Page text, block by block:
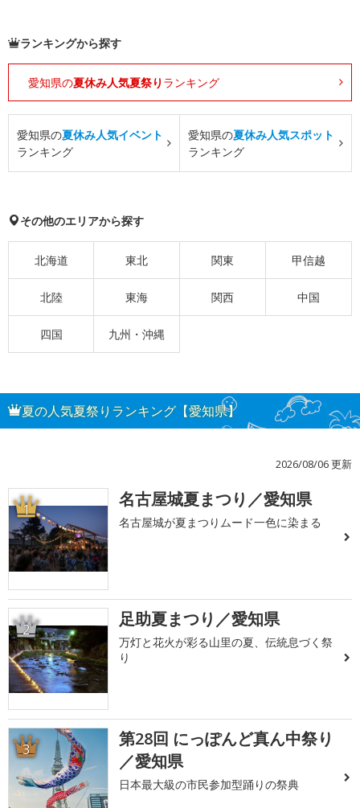
ランキングから探す
愛知県の夏休み人気夏祭り ランキング
愛知県の夏休み人気イベント
ランキング
愛知県の夏休み人気スポット
ランキング
その他のエリアから探す
北海道 東北 関東 甲信越
北陸 東海 関西 中国
四国 九州・沖縄
夏の人気夏祭りランキング【愛知県】
2026/08/06 更新
1 名古屋城夏まつり／愛知県
名古屋城が夏まつりムード一色に染まる
2 足助夏まつり／愛知県
万灯と花火が彩る山里の夏、伝統息づく祭
り
3
第28回 にっぽんど真ん中祭り
／愛知県
日本最大級の市民参加型踊りの祭典